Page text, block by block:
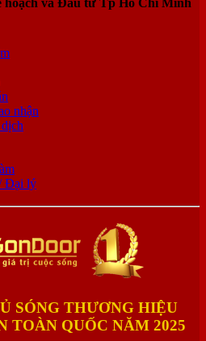
hoạch và Đầu tư Tp Hồ Chí Minh
nhận
Đại lý
SÓNG THƯƠNG HIỆU
TOÀN QUỐC NĂM 2025